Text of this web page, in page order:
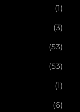
(1)
(3)
(53)
(53)
(1)
(6)